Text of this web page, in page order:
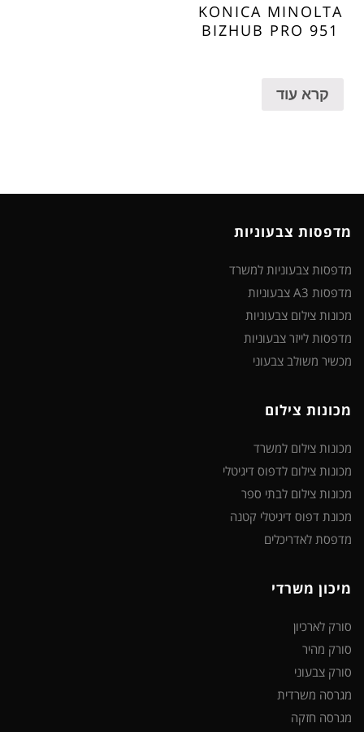
KONICA MINOLTA
BIZHUB PRO 951
קרא עוד
מדפסות צבעוניות
מדפסות צבעוניות למשרד
מדפסות A3 צבעוניות
מכונות צילום צבעוניות
מדפסות לייזר צבעוניות
מכשיר משולב צבעוני
מכונות צילום
מכונות צילום למשרד
מכונות צילום לדפוס דיגיטלי
מכונות צילום לבתי ספר
מכונת דפוס דיגיטלי קטנה
מדפסת לאדריכלים
מיכון משרדי
סורק לארכיון
סורק מהיר
סורק צבעוני
מגרסה משרדית
מגרסה חזקה